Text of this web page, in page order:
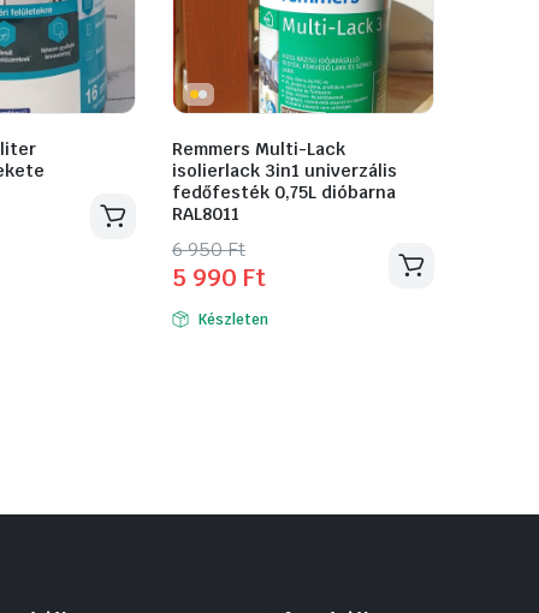
liter
Remmers Multi-Lack
isolierlack 3in1 univerzális
fedőfesték 0,75L dióbarna
RAL8011
6 950Ft
Original
price
was:
5 990 Ft
Current
price
is: Készleten